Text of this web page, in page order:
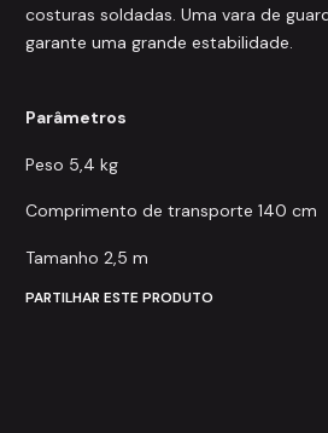
costuras soldadas. Uma vara de
garante uma grande estabilidade.
Parâmetros
Peso 5,4 kg
Comprimento de transporte 140 cm
Tamanho 2,5 m
PARTILHAR ESTE PRODUTO